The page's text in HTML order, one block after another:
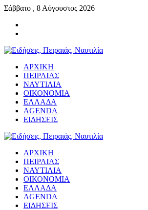
Σάββατο , 8 Αύγουστος 2026
ΑΡΧΙΚΗ
ΠΕΙΡΑΙΑΣ
ΝΑΥΤΙΛΙΑ
ΟΙΚΟΝΟΜΙΑ
ΕΛΛΑΔΑ
AGENDA
ΕΙΔΗΣΕΙΣ
ΑΡΧΙΚΗ
ΠΕΙΡΑΙΑΣ
ΝΑΥΤΙΛΙΑ
ΟΙΚΟΝΟΜΙΑ
ΕΛΛΑΔΑ
AGENDA
ΕΙΔΗΣΕΙΣ